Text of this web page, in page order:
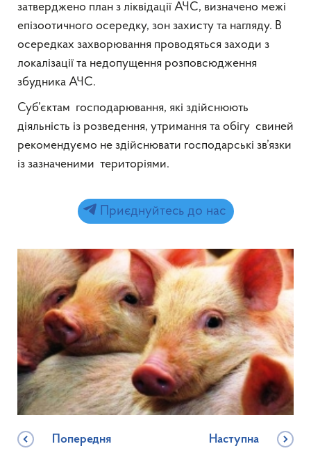
затверджено план з ліквідації АЧС, визначено межі
епізоотичного осередку, зон захисту та нагляду. В
осередках захворювання проводяться заходи з
локалізації та недопущення розповсюдження
збудника АЧС.
Суб’єктам господарювання, які здійснюють
діяльність із розведення, утримання та обігу свиней
рекомендуємо не здійснювати господарські зв’язки
із зазначеними територіями.
Приєднуйтесь до нас
Попередня Наступна